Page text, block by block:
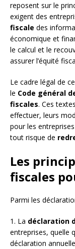
reposent sur le
exigent des
fiscale des
économique et
le calcul et le
assurer l’équité
Le cadre légal de
le Code général
fiscales. Ces
effectuer, leurs
pour les
tout risque de
Les
fiscales
Parmi les
1. La déclaration
entreprises, quelle
déclaration